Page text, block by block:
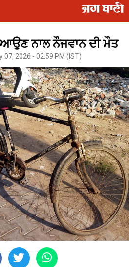
ਨਾਲ ਨੌਜਵਾਨ ਦੀ ਮੌਤ
07, 2026 - 02:59 PM (IST)